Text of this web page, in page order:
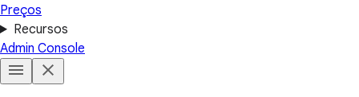
Preços
Recursos
Admin Console